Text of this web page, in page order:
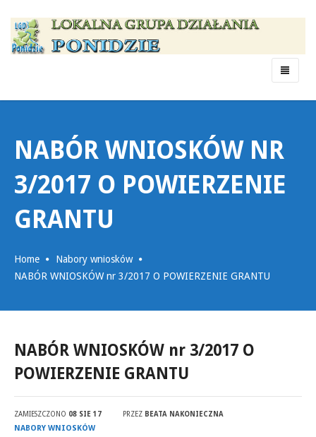
Menu
NABÓR WNIOSKÓW NR
3/2017 O POWIERZENIE
GRANTU
Home
Nabory wniosków
NABÓR WNIOSKÓW nr 3/2017 O POWIERZENIE GRANTU
NABÓR WNIOSKÓW nr 3/2017 O
POWIERZENIE GRANTU
ZAMIESZCZONO 08 SIE 17 PRZEZ BEATA NAKONIECZNA
NABORY WNIOSKÓW